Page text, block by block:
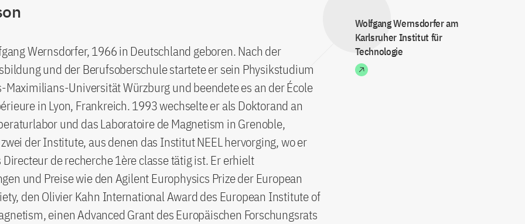
Wolfgang Wernsdorfer am
Karlsruher Institut für
Technologie
Wernsdorfer, 1966 in Deutschland geboren. Nach der
und der Berufsoberschule startete er sein Physikstudium
Maximilians-Universität Würzburg und beendete es an der École
in Lyon, Frankreich. 1993 wechselte er als Doktorand an
und das Laboratoire de Magnetism in Grenoble,
der Institute, aus denen das Institut NEEL hervorging, wo er
de recherche 1ère classe tätig ist. Er erhielt
und Preise wie den Agilent Europhysics Prize der European
den Olivier Kahn International Award des European Institute of
einen Advanced Grant des Europäischen Forschungsrats